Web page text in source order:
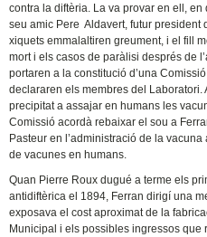
contra la diftèria. La va provar en ell,
seu amic Pere Aldavert, futur president
xiquets emmalaltiren greument, i el fill
mort i els casos de paràlisi després de
portaren a la constitució d’una
declararen els membres del Laboratori.
precipitat a assajar en humans les
Comissió acordà rebaixar el sou a
Pasteur en l’administració de la
de vacunes en humans.
Quan Pierre Roux dugué a terme els
antidiftèrica el 1894, Ferran dirigí una
exposava el cost aproximat de la
Municipal i els possibles ingressos que